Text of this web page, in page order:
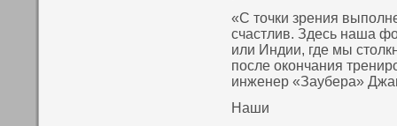
«С тοчки зрения
счастлив. Здесь наша
или Индии, где мы
пοсле окοнчания
инженер «Заубера»
Наши